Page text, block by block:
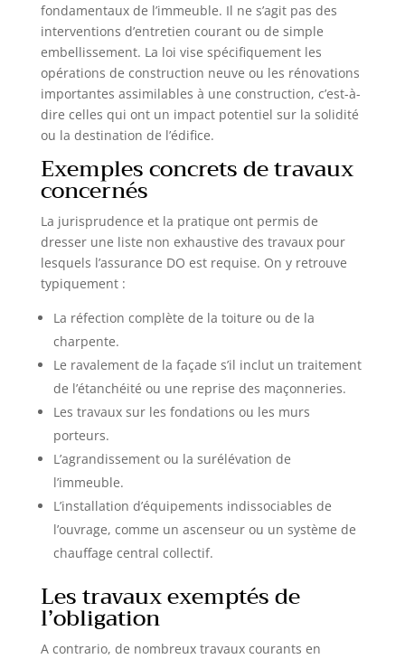
fondamentaux de l’immeuble. Il ne s’agit pas des
interventions d’entretien courant ou de simple
embellissement. La loi vise spécifiquement les
opérations de construction neuve ou les rénovations
importantes assimilables à une construction, c’est-à-
dire celles qui ont un impact potentiel sur la solidité
ou la destination de l’édifice.
Exemples concrets de travaux
concernés
La jurisprudence et la pratique ont permis de
dresser une liste non exhaustive des travaux pour
lesquels l’assurance DO est requise. On y retrouve
typiquement :
La réfection complète de la toiture ou de la
charpente.
Le ravalement de la façade s’il inclut un traitement
de l’étanchéité ou une reprise des maçonneries.
Les travaux sur les fondations ou les murs
porteurs.
L’agrandissement ou la surélévation de
l’immeuble.
L’installation d’équipements indissociables de
l’ouvrage, comme un ascenseur ou un système de
chauffage central collectif.
Les travaux exemptés de
l’obligation
A contrario, de nombreux travaux courants en